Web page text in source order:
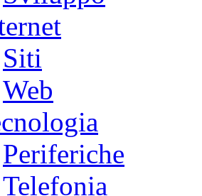
Siti
Web
Periferiche
Telefonia